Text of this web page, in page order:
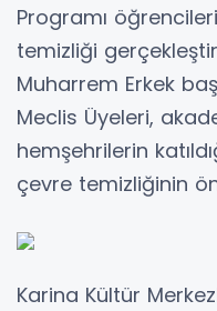
Programı
temizliği
Muharrem Erkek
Meclis Üyeleri,
hemşehrilerin
çevre temizliğinin
Karina Kültür